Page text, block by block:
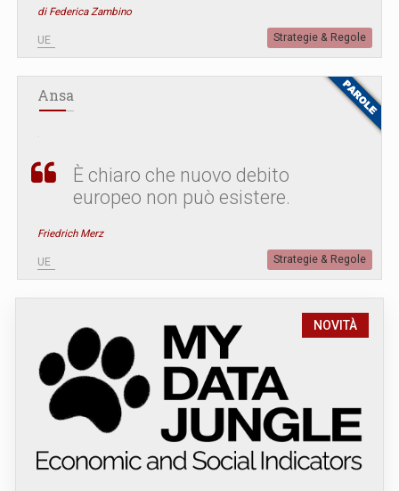
di Federica Zambino
UE Strategie & Regole
Ansa
È chiaro che nuovo debito
europeo non può esistere.
Friedrich Merz
UE Strategie & Regole
NOVITÀ